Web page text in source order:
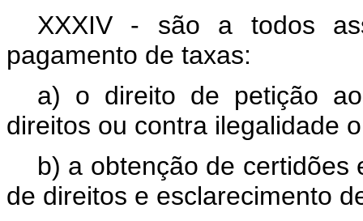
XXXIV - são a todos
pagamento de taxas:
a) o direito de petição
direitos ou contra ilegalidade
b) a obtenção de certidões
de direitos e esclarecimento